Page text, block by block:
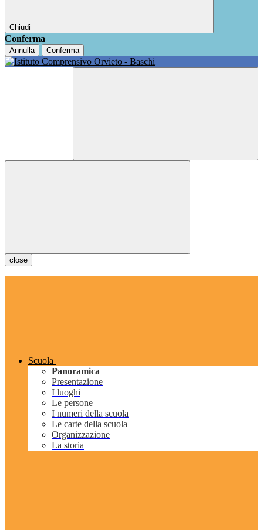
Chiudi
Conferma
Annulla Conferma
close
Scuola
Panoramica
Presentazione
I luoghi
Le persone
I numeri della scuola
Le carte della scuola
Organizzazione
La storia